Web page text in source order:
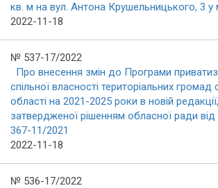
кв. м на вул. Антона Крушельницького, 3 у
2022-11-18
№ 537-17/2022
Про внесення змін до Програми
спільної власності територіальних громад
області на 2021-2025 роки в новій редакції,
затвердженої рішенням обласної ради
367-11/2021
2022-11-18
№ 536-17/2022